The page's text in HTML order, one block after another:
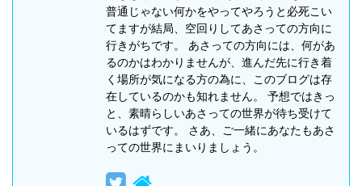
普通じゃない何かをやってやろうと必死こい
てますが結局、空回りしてあさっての方向に
行きがちです。 あさっての方向には、何があ
るのかはわかりませんが、進んだ先に行き着
く場所が気になる方の為に、このブログは存
在しているのかも知れません。 予想ではきっ
と、素晴らしいあさっての世界が待ち受けて
いるはずです。 さあ、ご一緒にあなたもあさ
っての世界にまいりましょう。